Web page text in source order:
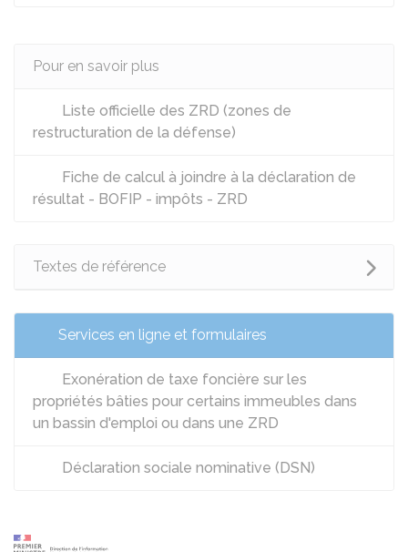
Pour en savoir plus
Liste officielle des ZRD (zones de
restructuration de la défense)
Fiche de calcul à joindre à la déclaration de
résultat - BOFIP - impôts - ZRD
Textes de référence
Services en ligne et formulaires
Exonération de taxe foncière sur les
propriétés bâties pour certains immeubles dans
un bassin d'emploi ou dans une ZRD
Déclaration sociale nominative (DSN)